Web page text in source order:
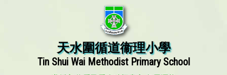
天水圍循道衞理小學
Tin Shui Wai Methodist Primary School